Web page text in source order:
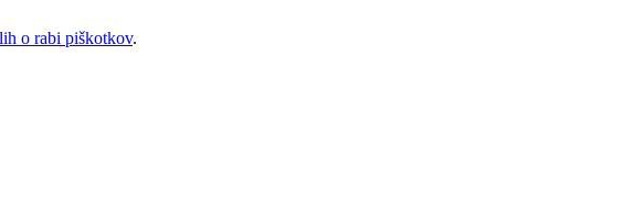
o rabi piškotkov.